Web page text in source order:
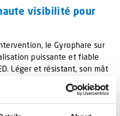
visibilité pour
le Gyrophare sur
puissante et fiable
Léger et résistant, son mât
par collier et vis M6.
il garantit une visibilité